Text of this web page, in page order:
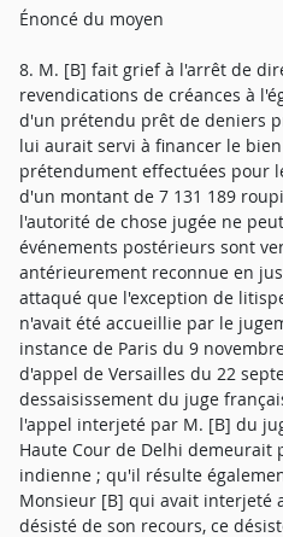
Énoncé du moyen
8. M. [B] fait grief à l'arrêt de
revendications de créances à
d'un prétendu prêt de deniers
lui aurait servi à financer le
prétendument effectuées pour
d'un montant de 7 131 189
l'autorité de chose jugée ne
événements postérieurs sont
antérieurement reconnue en
attaqué que l'exception de
n'avait été accueillie par le
instance de Paris du 9
d'appel de Versailles du 22
dessaisissement du juge
l'appel interjeté par M. [B] du
Haute Cour de Delhi
indienne ; qu'il résulte
Monsieur [B] qui avait interjeté
désisté de son recours, ce